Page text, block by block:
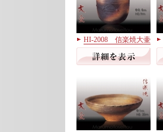
HI-2008 信楽焼大壷